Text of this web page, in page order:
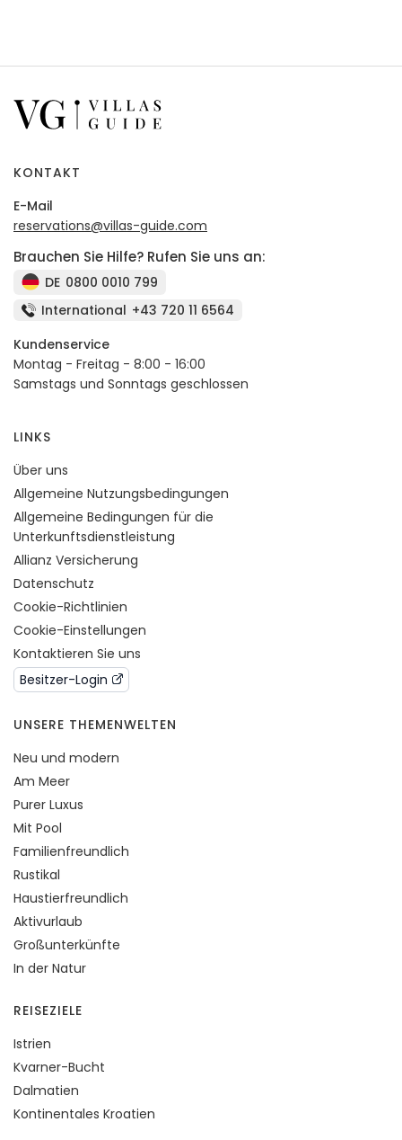
KONTAKT
E-Mail
reservations@villas-guide.com
Brauchen Sie Hilfe? Rufen Sie uns an:
DE 0800 0010 799
International +43 720 11 6564
Kundenservice
Montag - Freitag - 8:00 - 16:00
Samstags und Sonntags geschlossen
LINKS
Über uns
Allgemeine Nutzungsbedingungen
Allgemeine Bedingungen für die
Unterkunftsdienstleistung
Allianz Versicherung
Datenschutz
Cookie-Richtlinien
Cookie-Einstellungen
Kontaktieren Sie uns
Besitzer-Login
UNSERE THEMENWELTEN
Neu und modern
Am Meer
Purer Luxus
Mit Pool
Familienfreundlich
Rustikal
Haustierfreundlich
Aktivurlaub
Großunterkünfte
In der Natur
REISEZIELE
Istrien
Kvarner-Bucht
Dalmatien
Kontinentales Kroatien